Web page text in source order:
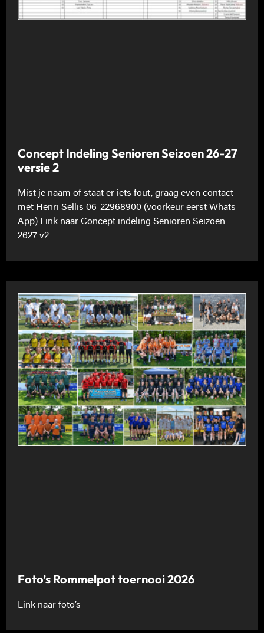
Concept Indeling Senioren Seizoen 26-27
versie 2
Mist je naam of staat er iets fout, graag even contact
met Henri Sellis 06-22968900 (voorkeur eerst Whats
App) Link naar Concept indeling Senioren Seizoen
2627 v2
Foto’s Rommelpot toernooi 2026
Link naar foto’s